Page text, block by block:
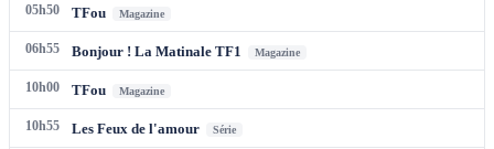
05h50 TFou Magazine
06h55 Bonjour ! La Matinale TF1 Magazine
10h00 TFou Magazine
10h55 Les Feux de l'amour Série